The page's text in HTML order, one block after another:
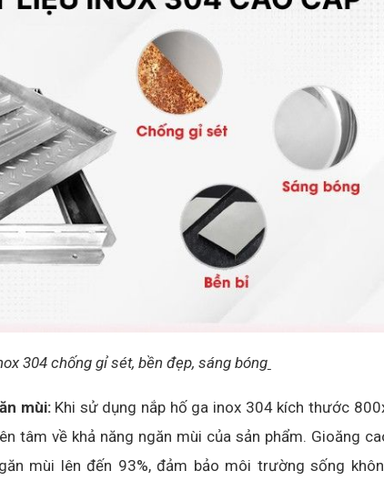
304 chống gỉ sét, bền đẹp, sáng bóng
mùi:Khi sử dụng nắp hố ga inox 304 kích thước
tâm về khả năng ngăn mùi của sản phẩm. Gioăng
mùi lên đến 93%, đảm bảo môi trường sống